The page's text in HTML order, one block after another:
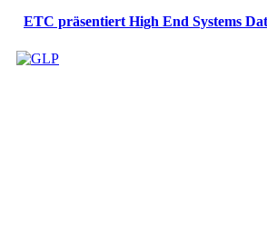
ETC präsentiert High End Systems